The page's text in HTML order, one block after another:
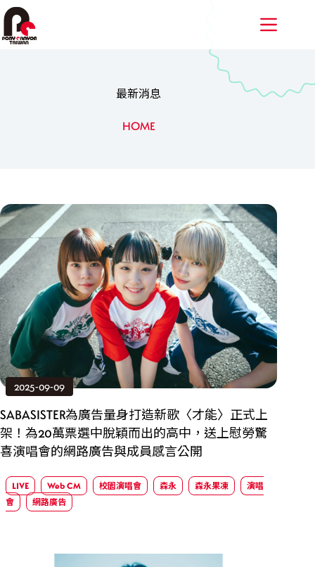
跳
至
主
最新消息
HOME
2025-09-09
SABASISTER為廣告量身打造新歌〈才能〉正式上
架！為20萬票選中脫穎而出的高中，送上慰勞驚
喜演唱會的網路廣告與成員感言公開
LIVE Web CM 校園演唱會 森永 森永果凍
演唱
會
網路廣告